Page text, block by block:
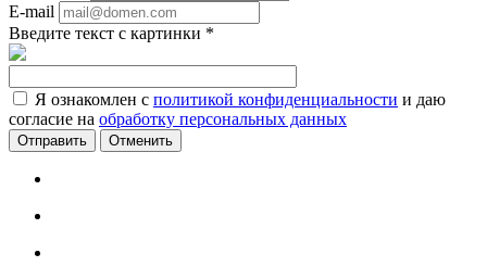
E-mail
Введите текст с картинки *
Я ознакомлен с политикой конфиденциальности и даю
согласие на обработку персональных данных
Отменить